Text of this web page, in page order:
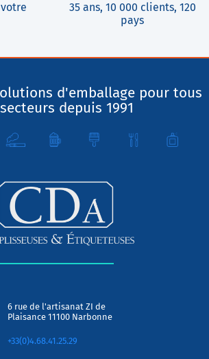
35 ans, 10 000 clients, 120
pays
d'emballage pour tous
depuis 1991
6 rue de l'artisanat ZI de
Plaisance 11100 Narbonne
+33(0)4.68.41.25.29